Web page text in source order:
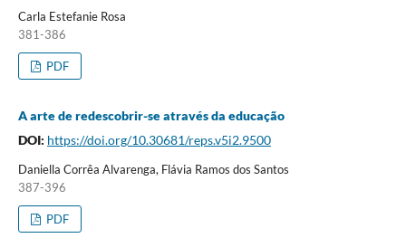
Carla Estefanie Rosa
381-386
PDF
A arte de redescobrir-se através da educação
DOI: https://doi.org/10.30681/reps.v5i2.9500
Daniella Corrêa Alvarenga, Flávia Ramos dos Santos
387-396
PDF